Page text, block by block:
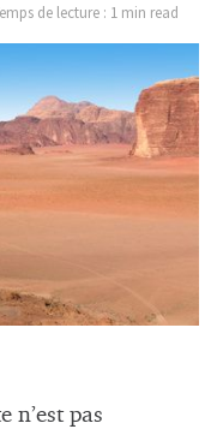
de lecture : 1 min read
n’est pas